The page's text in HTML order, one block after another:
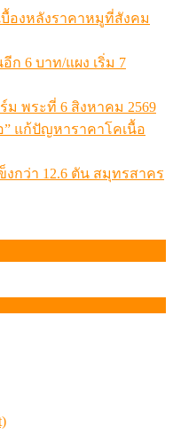
บื้องหลังราคาหมูที่สังคม
6 บาท/แผง เริ่ม 7
พระที่ 6 สิงหาคม 2569
” แก้ปัญหาราคาโคเนื้อ
กว่า 12.6 ตัน สมุทรสาคร